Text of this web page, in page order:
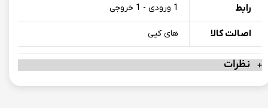
رابط 1 ورودی - 1 خروجی
اصالت کالا های کپی
نظرات